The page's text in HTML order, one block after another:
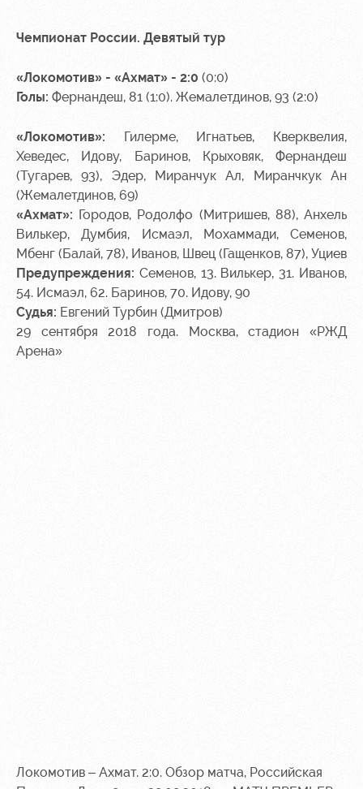
Чемпионат России. Девятый тур
«Локомотив» - «Ахмат» - 2:0 (0:0)
Голы: Фернандеш, 81 (1:0). Жемалетдинов, 93 (2:0)
«Локомотив»: Гилерме, Игнатьев, Кверквелия,
Хеведес, Идову, Баринов, Крыховяк, Фернандеш
(Тугарев, 93), Эдер, Миранчук Ал, Миранчкук Ан
(Жемалетдинов, 69)
«Ахмат»: Городов, Родолфо (Митришев, 88), Анхель
Вилькер, Думбия, Исмаэл, Мохаммади, Семенов,
Мбенг (Балай, 78), Иванов, Швец (Гащенков, 87), Уциев
Предупреждения: Семенов, 13. Вилькер, 31. Иванов,
54. Исмаэл, 62. Баринов, 70. Идову, 90
Судья: Евгений Турбин (Дмитров)
29 сентября 2018 года. Москва, стадион «РЖД
Арена»
Локомотив – Ахмат. 2:0. Обзор матча, Российская